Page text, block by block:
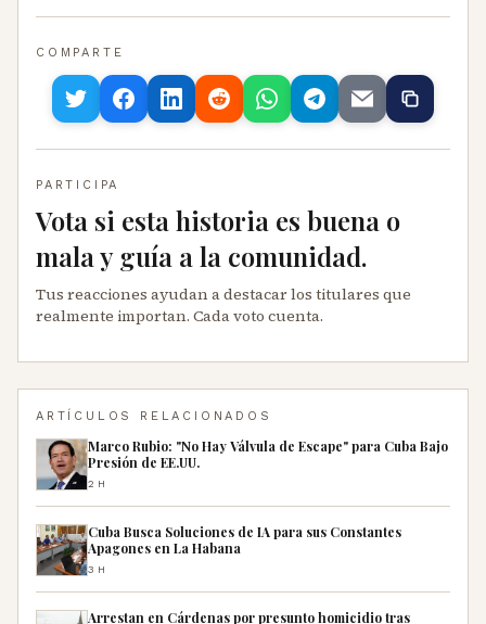
COMPARTE
PARTICIPA
Vota si esta historia es buena o
mala y guía a la comunidad.
Tus reacciones ayudan a destacar los titulares que
realmente importan. Cada voto cuenta.
ARTÍCULOS RELACIONADOS
Marco Rubio: "No Hay Válvula de Escape" para Cuba Bajo
Presión de EE.UU.
2H
Cuba Busca Soluciones de IA para sus Constantes
Apagones en La Habana
3H
Arrestan en Cárdenas por presunto homicidio tras